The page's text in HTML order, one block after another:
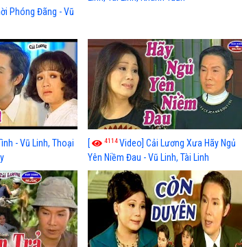
Phóng Đãng - Vũ
- Vũ Linh, Thoại
[ 4114Video] Cải Lương Xưa Hãy Ngủ
Yên Niềm Đau - Vũ Linh, Tài Linh